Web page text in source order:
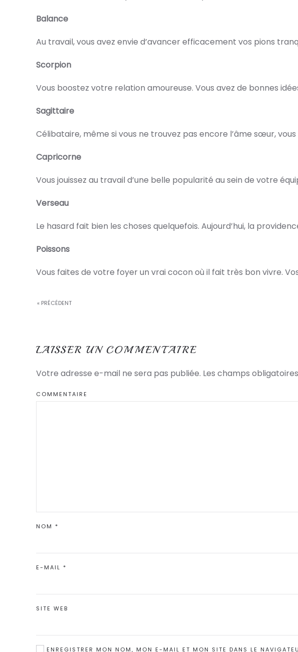
Balance
Au travail, vous avez envie d’avancer efficacement vos pions
Scorpion
Vous boostez votre relation amoureuse. Vous avez de bonnes
Sagittaire
Célibataire, même si vous ne trouvez pas encore l’âme sœur,
Capricorne
Vous jouissez au travail d’une belle popularité au sein de votre
Verseau
Le hasard fait bien les choses quelquefois. Aujourd’hui, la
Poissons
Vous faites de votre foyer un vrai cocon où il fait très bon vivre.
« PRÉCÉDENT
LAISSER UN COMMENTAIRE
Votre adresse e-mail ne sera pas publiée. Les champs
COMMENTAIRE
NOM *
E-MAIL *
SITE WEB
ENREGISTRER MON NOM, MON E-MAIL ET MON SITE DANS LE